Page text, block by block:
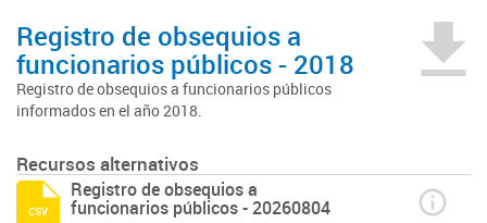
Registro de obsequios a
funcionarios públicos - 2018
Registro de obsequios a funcionarios públicos
informados en el año 2018.
Recursos alternativos
Registro de obsequios a
funcionarios públicos - 20260804
csv